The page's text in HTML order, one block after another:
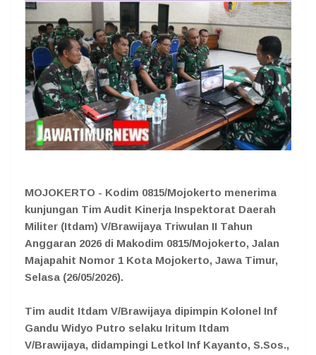
MOJOKERTO - Kodim 0815/Mojokerto menerima
kunjungan Tim Audit Kinerja Inspektorat Daerah
Militer (Itdam) V/Brawijaya Triwulan II Tahun
Anggaran 2026 di Makodim 0815/Mojokerto, Jalan
Majapahit Nomor 1 Kota Mojokerto, Jawa Timur,
Selasa (26/05/2026).
Tim audit Itdam V/Brawijaya dipimpin Kolonel Inf
Gandu Widyo Putro selaku Iritum Itdam
V/Brawijaya, didampingi Letkol Inf Kayanto, S.Sos.,